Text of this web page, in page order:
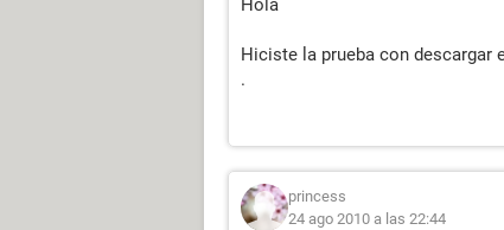
Hola
Hiciste la prueba con descargar
.
princess
24 ago 2010 a las 22:44